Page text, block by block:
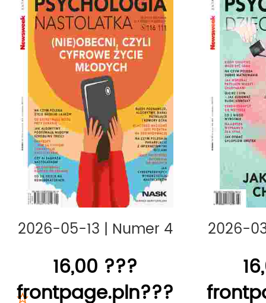
2026-05-13 | Numer 4
16,00 ???
frontpage.pln???
2026-